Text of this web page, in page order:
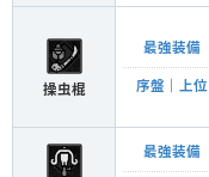
操虫棍
最強装備
序盤 上位
最強装備